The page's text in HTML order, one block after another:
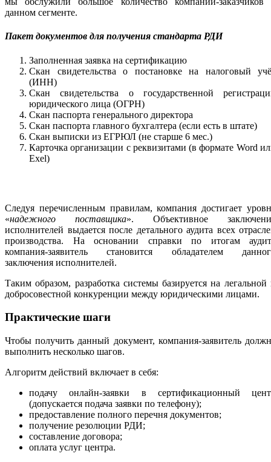
данном сегменте.
Пакет документов для получения стандарта РДИ
Заполненная заявка на сертификацию
Скан свидетельства о постановке на налоговый
(ИНН)
Скан свидетельства о государственной
юридического лица (ОГРН)
Скан паспорта генерального директора
Скан паспорта главного бухгалтера (если есть в штате)
Скан выписки из ЕГРЮЛ (не старше 6 мес.)
Карточка организации с реквизитами (в формате Word
Exel)
Следуя перечисленным правилам, компания достигает
«надежного поставщика». Объективное
исполнителей выдается после детального аудита всех
производства. На основании справки по итогам
компания-заявитель становится обладателем
заключения исполнителей.
Таким образом, разработка системы базируется на легальной
добросовестной конкуренции между юридическими лицами.
Практические шаги
Чтобы получить данный документ, компания-заявитель
выполнить несколько шагов.
Алгоритм действий включает в себя:
подачу онлайн-заявки в сертификационный
(допускается подача заявки по телефону);
предоставление полного перечня документов;
получение резолюции РДИ;
составление договора;
оплата услуг центра.